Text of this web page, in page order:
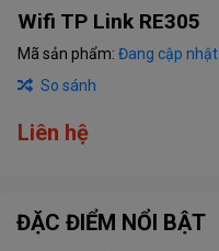
Wifi TP Link RE305
Mã sản phẩm: Đang cập nhật
So sánh
Liên hệ
ĐẶC ĐIỂM NỔI BẬT